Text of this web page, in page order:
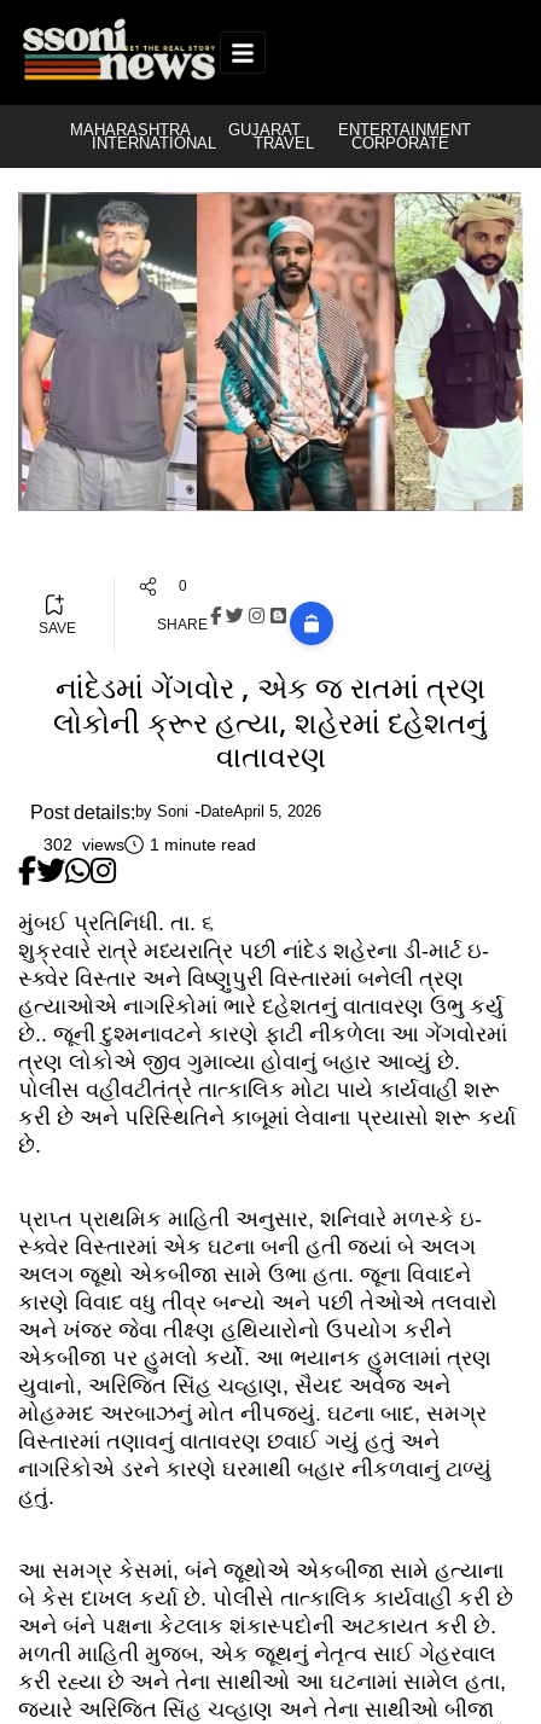
MAHARASHTRA GUJARAT ENTERTAINMENT
INTERNATIONAL TRAVEL CORPORATE
SAVE
0
SHARE
નાંદેડમાં ગેંગવોર , એક જ રાતમાં ત્રણ
લોકોની ક્રૂર હત્યા, શહેરમાં દહેશતનું
વાતાવરણ
Post details: by Soni DateApril 5, 2026
302 views 1 minute read
મુંબઈ પ્રતિનિધી. તા. ૬
શુક્રવારે રાત્રે મધ્યરાત્રિ પછી નાંદેડ શહેરના ડી-માર્ટ ઇ-
સ્ક્વેર વિસ્તાર અને વિષ્ણુપુરી વિસ્તારમાં બનેલી ત્રણ
હત્યાઓએ નાગરિકોમાં ભારે દહેશતનું વાતાવરણ ઉભુ કર્યુ
છે.. જૂની દુશ્મનાવટને કારણે ફાટી નીકળેલા આ ગેંગવોરમાં
ત્રણ લોકોએ જીવ ગુમાવ્યા હોવાનું બહાર આવ્યું છે.
પોલીસ વહીવટીતંત્રે તાત્કાલિક મોટા પાયે કાર્યવાહી શરૂ
કરી છે અને પરિસ્થિતિને કાબૂમાં લેવાના પ્રયાસો શરૂ કર્યા
છે.
પ્રાપ્ત પ્રાથમિક માહિતી અનુસાર, શનિવારે મળસ્કે ઇ-
સ્ક્વેર વિસ્તારમાં એક ઘટના બની હતી જ્યાં બે અલગ
અલગ જૂથો એકબીજા સામે ઉભા હતા. જૂના વિવાદને
કારણે વિવાદ વધુ તીવ્ર બન્યો અને પછી તેઓએ તલવારો
અને ખંજર જેવા તીક્ષ્ણ હથિયારોનો ઉપયોગ કરીને
એકબીજા પર હુમલો કર્યો. આ ભયાનક હુમલામાં ત્રણ
યુવાનો, અરિજિત સિંહ ચવ્હાણ, સૈયદ અવેજ અને
મોહમ્મદ અરબાઝનું મોત નીપજ્યું. ઘટના બાદ, સમગ્ર
વિસ્તારમાં તણાવનું વાતાવરણ છવાઈ ગયું હતું અને
નાગરિકોએ ડરને કારણે ઘરમાથી બહાર નીકળવાનું ટાળ્યું
હતું.
આ સમગ્ર કેસમાં, બંને જૂથોએ એકબીજા સામે હત્યાના
બે કેસ દાખલ કર્યા છે. પોલીસે તાત્કાલિક કાર્યવાહી કરી છે
અને બંને પક્ષના કેટલાક શંકાસ્પદોની અટકાયત કરી છે.
મળતી માહિતી મુજબ, એક જૂથનું નેતૃત્વ સાઈ ગેહરવાલ
કરી રહ્યા છે અને તેના સાથીઓ આ ઘટનામાં સામેલ હતા,
જ્યારે અરિજિત સિંહ ચવ્હાણ અને તેના સાથીઓ બીજા